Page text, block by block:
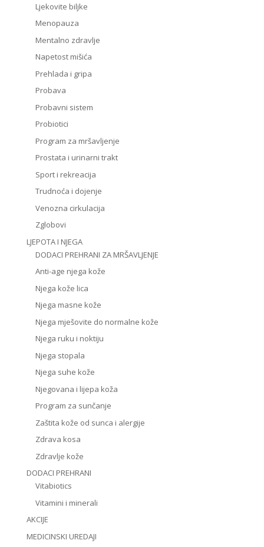
Ljekovite biljke
Menopauza
Mentalno zdravlje
Napetost mišića
Prehlada i gripa
Probava
Probavni sistem
Probiotici
Program za mršavljenje
Prostata i urinarni trakt
Sport i rekreacija
Trudnoća i dojenje
Venozna cirkulacija
Zglobovi
LJEPOTA I NJEGA
DODACI PREHRANI ZA MRŠAVLJENJE
Anti-age njega kože
Njega kože lica
Njega masne kože
Njega mješovite do normalne kože
Njega ruku i noktiju
Njega stopala
Njega suhe kože
Njegovana i lijepa koža
Program za sunčanje
Zaštita kože od sunca i alergije
Zdrava kosa
Zdravlje kože
DODACI PREHRANI
Vitabiotics
Vitamini i minerali
AKCIJE
MEDICINSKI UREDAJI